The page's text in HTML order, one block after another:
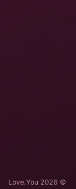
© 2026
Love.You